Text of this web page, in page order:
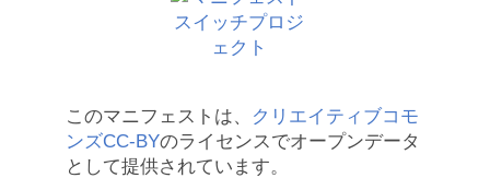
このマニフェストは、
クリエイティブコモ
ンズCC-BYのライセンスでオープンデータ
として提供されています。